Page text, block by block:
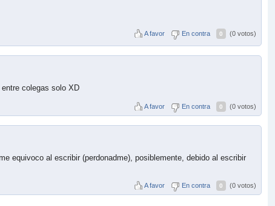
A favor En contra 0 (0 votos)
colegas solo XD
A favor En contra 0 (0 votos)
equivoco al escribir (perdonadme), posiblemente, debido al escribir
A favor En contra 0 (0 votos)